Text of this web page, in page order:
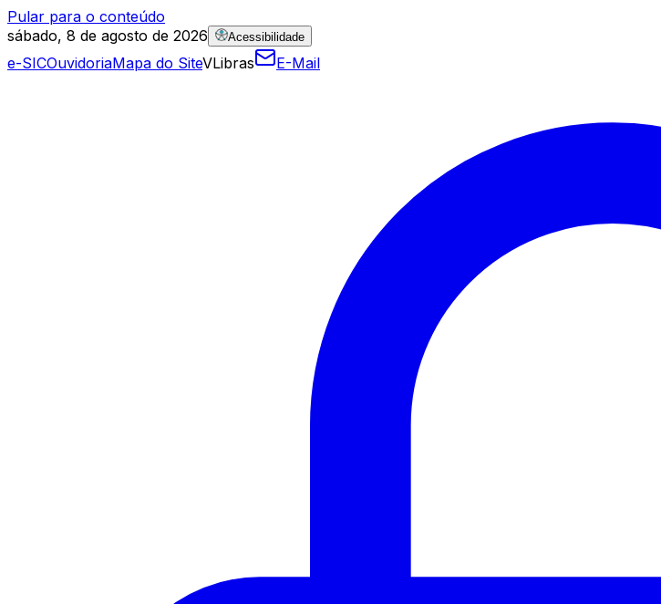
Pular para o conteúdo
sábado, 8 de agosto de 2026
Acessibilidade
e-SICOuvidoriaMapa do SiteVLibras E-Mail